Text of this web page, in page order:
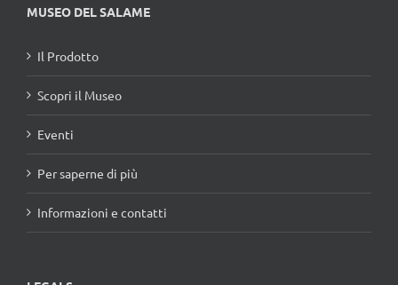
MUSEO DEL SALAME
Il Prodotto
Scopri il Museo
Eventi
Per saperne di più
Informazioni e contatti